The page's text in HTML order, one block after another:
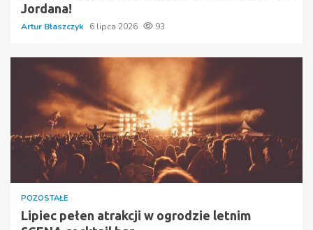
Jordana!
Artur Błaszczyk 6 lipca 2026 93
POZOSTAŁE
Lipiec pełen atrakcji w ogrodzie letnim